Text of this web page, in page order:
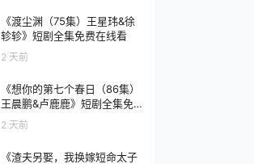
《渡尘渊（75集）王星玮&徐
轸轸》短剧全集免费在线看
2 天前
《想你的第七个春日（86集）
王晨鹏&卢鹿鹿》短剧全集免
费在线看
2 天前
《渣夫另娶，我换嫁短命太子